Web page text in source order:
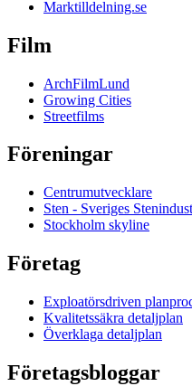
Marktilldelning.se
Film
ArchFilmLund
Growing Cities
Streetfilms
Föreningar
Centrumutvecklare
Sten - Sveriges
Stockholm skyline
Företag
Exploatörsdriven
Kvalitetssäkra detaljplan
Överklaga detaljplan
Företagsbloggar